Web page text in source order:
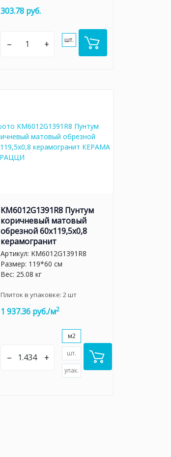
303.78 руб.
– + шт.
KM6012G1391R8 Пунтум
коричневый матовый
обрезной 60x119,5x0,8
керамогранит
Артикул: KM6012G1391R8
Размер: 119*60 см
Вес: 25.08 кг
Плиток в упаковке: 2шт
1 937.36 руб./м2
– +
м2
шт.
упак.